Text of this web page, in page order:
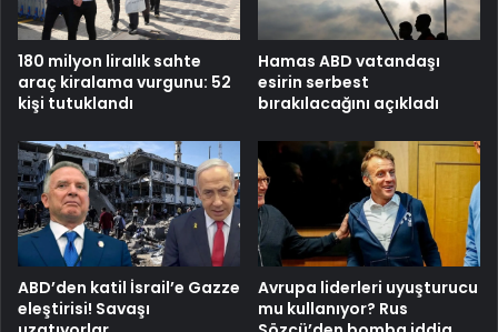
180 milyon liralık sahte
araç kiralama vurgunu: 52
kişi tutuklandı
Hamas ABD vatandaşı
esirin serbest
bırakılacağını açıkladı
ABD’den katil İsrail’e Gazze
eleştirisi! Savaşı
Avrupa liderleri uyuşturucu
mu kullanıyor? Rus